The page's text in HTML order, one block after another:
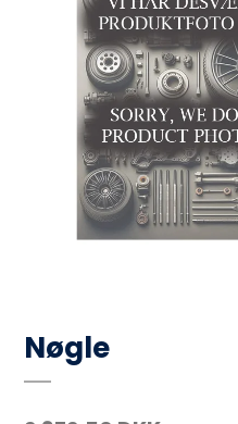
Nøgle